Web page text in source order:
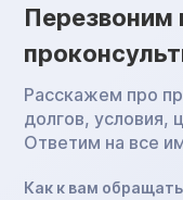
Перезвоним
Расскажем про
долгов, условия,
Ответим на все
Как к вам